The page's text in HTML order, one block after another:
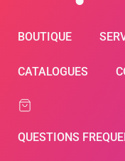
BOUTIQUE
CATALOGUES
QUESTIONS